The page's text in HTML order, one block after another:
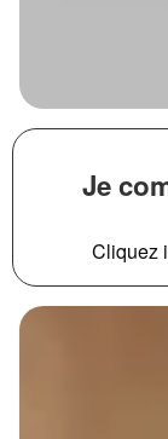
Je
Cliquez